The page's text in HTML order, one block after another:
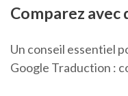
Comparez avec
Un conseil essentiel
Google Traduction :